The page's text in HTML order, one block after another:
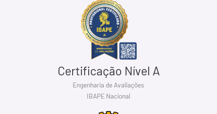
Certificação Nível A
Engenharia de Avaliações
IBAPE Nacional